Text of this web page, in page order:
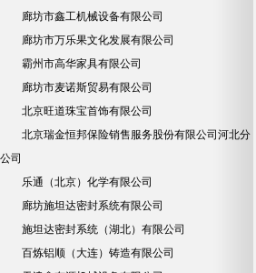
廊坊市鑫工机械设备有限公司
廊坊市万乐果文化发展有限公司
霸州市高华家具有限公司
廊坊市麦诺斯贸易有限公司
北京旺道珠宝首饰有限公司
北京瑞金恒邦保险销售服务股份有限公司河北分
公司
乐通（北京）化学有限公司
廊坊施坦达密封系统有限公司
施坦达密封系统（湖北）有限公司
百炼铝顺（大连）铸造有限公司